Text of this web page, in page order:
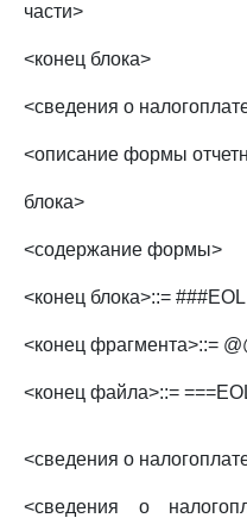
части>
<конец блока>
<сведения о
<описание формы
блока>
<содержание формы>
<конец блока>::= ###EOL
<конец фрагмента>::=
<конец файла>::=
<сведения о
<сведения о